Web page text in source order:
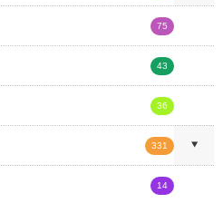
75
43
36
331
14